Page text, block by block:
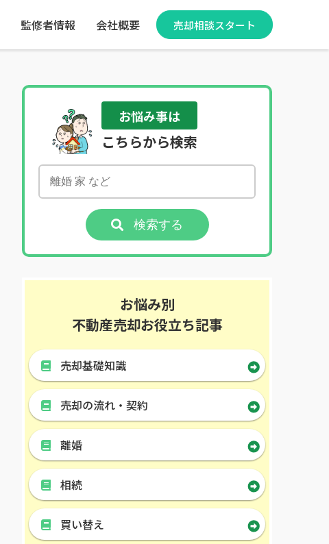
監修者情報 会社概要 売却相談スタート
お悩み事は
こちらから検索
検索する
お悩み別
不動産売却お役立ち記事
売却基礎知識
売却の流れ・契約
離婚
相続
買い替え